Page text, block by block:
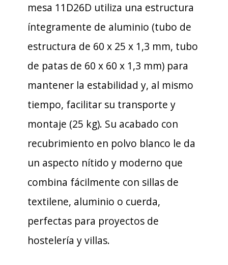
mesa 11D26D utiliza una estructura
íntegramente de aluminio (tubo de
estructura de 60 x 25 x 1,3 mm, tubo
de patas de 60 x 60 x 1,3 mm) para
mantener la estabilidad y, al mismo
tiempo, facilitar su transporte y
montaje (25 kg). Su acabado con
recubrimiento en polvo blanco le da
un aspecto nítido y moderno que
combina fácilmente con sillas de
textilene, aluminio o cuerda,
perfectas para proyectos de
hostelería y villas.